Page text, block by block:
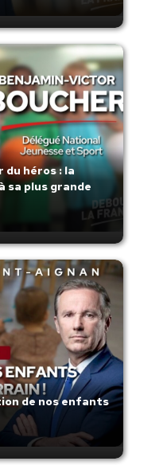
du héros : la
sa plus grande
de nos enfants